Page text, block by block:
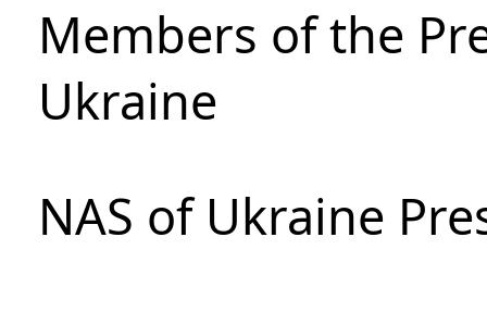
Members of the
Ukraine
NAS of Ukraine